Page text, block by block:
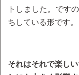
トしました。です
ちしている形です。
それはそれで楽し